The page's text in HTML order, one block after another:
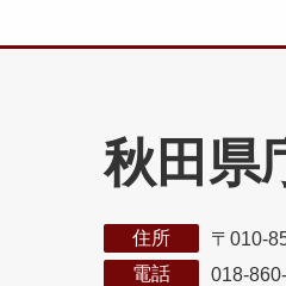
秋田県
住所
〒010-
電話
018-